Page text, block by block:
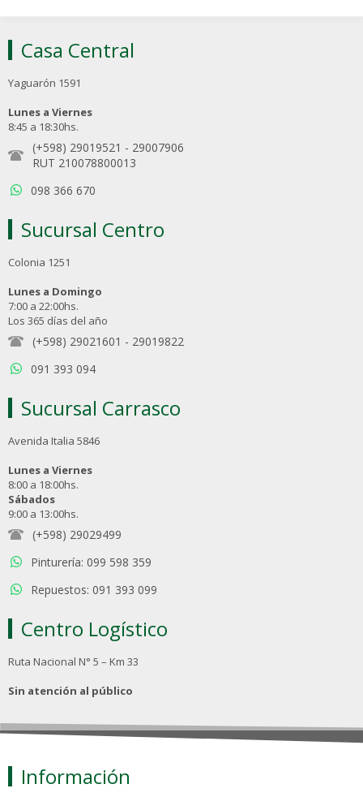
Casa Central
Yaguarón 1591
Lunes a Viernes
8:45 a 18:30hs.
(+598) 29019521 - 29007906
RUT 210078800013
098 366 670
Sucursal Centro
Colonia 1251
Lunes a Domingo
7:00 a 22:00hs.
Los 365 días del año
(+598) 29021601 - 29019822
091 393 094
Sucursal Carrasco
Avenida Italia 5846
Lunes a Viernes
8:00 a 18:00hs.
Sábados
9:00 a 13:00hs.
(+598) 29029499
Pinturería: 099 598 359
Repuestos: 091 393 099
Centro Logístico
Ruta Nacional N° 5 – Km 33
Sin atención al público
Información